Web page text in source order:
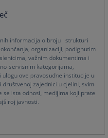
informacija o broju i strukturi
organizaciji, podignutim
važnim dokumentima i
servisnim kategorijama,
ove pravosudne institucije u
društvenoj zajednici u cjelini, svim
se ista odnosi, medijima koji prate
javnosti.